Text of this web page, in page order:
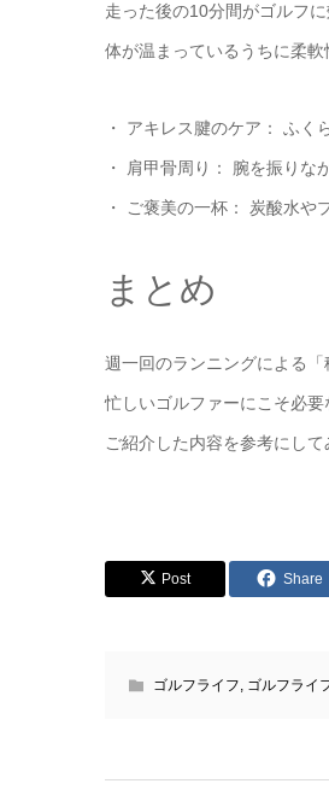
走った後の10分間がゴルフに
体が温まっているうちに柔
・ アキレス腱のケア： ふく
・ 肩甲骨周り： 腕を振り
・ ご褒美の一杯： 炭酸水や
まとめ
週一回のランニングによる
忙しいゴルファーにこそ必要
ご紹介した内容を参考にし
Post Share
ゴルフライフ ゴルフライ